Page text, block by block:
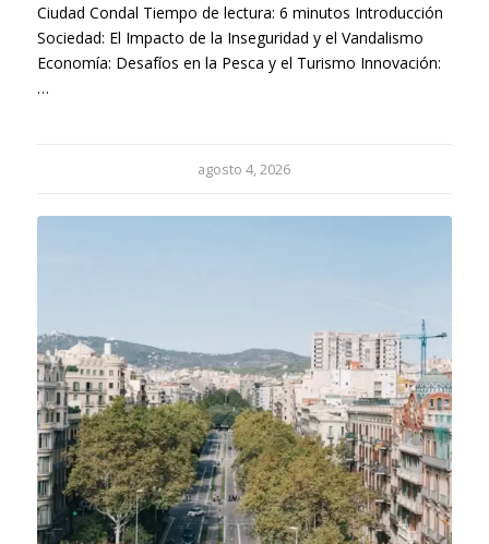
Ciudad Condal Tiempo de lectura: 6 minutos Introducción
Sociedad: El Impacto de la Inseguridad y el Vandalismo
Economía: Desafíos en la Pesca y el Turismo Innovación:
…
agosto 4, 2026